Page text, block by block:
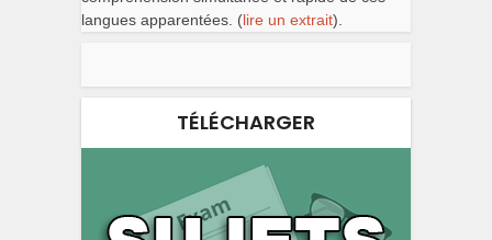
langues apparentées. (lire un extrait).
TÉLÉCHARGER